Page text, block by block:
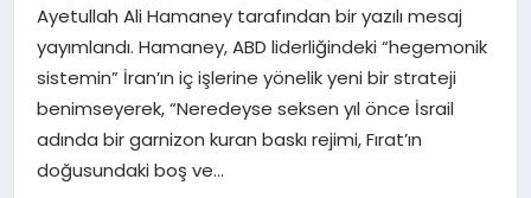
DÜNYA
TEKNOLOJI
SIYASET
Ayetullah Ali Hamaney tarafından bir yazılı mesaj
yayımlandı. Hamaney, ABD liderliğindeki “hegemonik
sistemin” İran’ın iç işlerine yönelik yeni bir strateji
benimseyerek, “Neredeyse seksen yıl önce İsrail
adında bir garnizon kuran baskı rejimi, Fırat’ın
doğusundaki boş ve…